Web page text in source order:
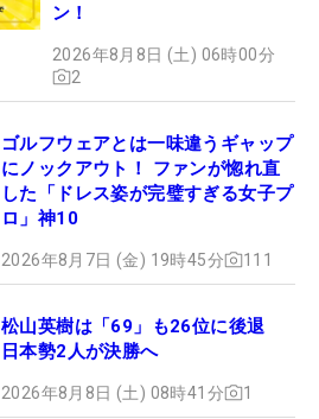
ン！
2026年8月8日 (土) 06時00分
2
ゴルフウェアとは一味違うギャップ
にノックアウト！ ファンが惚れ直
した「ドレス姿が完璧すぎる女子プ
ロ」神10
2026年8月7日 (金) 19時45分 111
松山英樹は「69」も26位に後退
日本勢2人が決勝へ
2026年8月8日 (土) 08時41分 1